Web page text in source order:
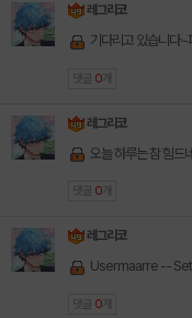
레그리코
기다리고 있습니다~
댓글 0 개
레그리코
오늘 하루는 참 힘드
댓글 0 개
레그리코
Usermaarre --
댓글 0 개